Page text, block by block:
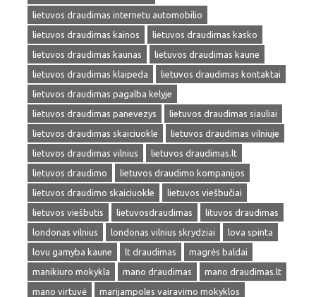
lietuvos draudimas internetu automobilio
lietuvos draudimas kainos
lietuvos draudimas kasko
lietuvos draudimas kaunas
lietuvos draudimas kaune
lietuvos draudimas klaipeda
lietuvos draudimas kontaktai
lietuvos draudimas pagalba kelyje
lietuvos draudimas panevezys
lietuvos draudimas siauliai
lietuvos draudimas skaiciuokle
lietuvos draudimas vilniuje
lietuvos draudimas vilnius
lietuvos draudimas.lt
lietuvos draudimo
lietuvos draudimo kompanijos
lietuvos draudimo skaiciuokle
lietuvos viešbučiai
lietuvos viešbutis
lietuvosdraudimas
lituvos draudimas
londonas vilnius
londonas vilnius skrydziai
lova spinta
lovu gamyba kaune
lt draudimas
magrės baldai
manikiuro mokykla
mano draudimas
mano draudimas.lt
mano virtuvė
marijampoles vairavimo mokyklos